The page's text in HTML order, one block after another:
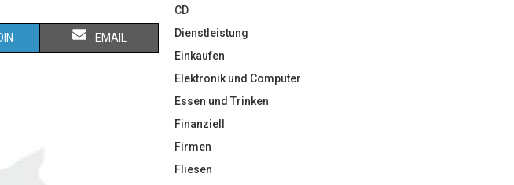
EMAIL
CD
Dienstleistung
Einkaufen
Elektronik und Computer
Essen und Trinken
Finanziell
Firmen
Fliesen